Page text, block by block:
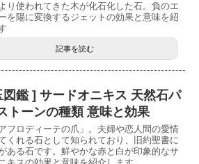
り使われてきた木が化石化した石。負のエ
を陽に変換するジェットの効果と意味を紹
記事を読む
図鑑 ] サードオニキス 天然石パ
トーンの種類 意味と効果
フロディーテの爪」。夫婦や恋人間の愛情
くれる石として知られており、旧約聖書に
ある石です。鮮やかな赤と白が印象的なサ